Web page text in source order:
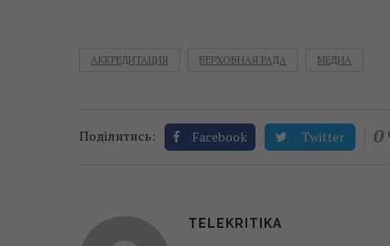
АККРЕДИТАЦИЯ ВЕРХОВНАЯ РАДА МЕДИА
Поділитись: Facebook Twitter 0
TELEKRITIKA